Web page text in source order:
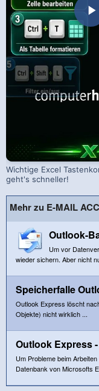
Wichtige Excel
geht's schneller!
Mehr zu E-MAIL
Outlook-
Um vor
wieder sichern. Aber nicht
Speicherfalle
Outlook Express löscht
Objekte) nicht wirklich ...
Outlook Express
Um Probleme beim
Datenbank von Microsofts